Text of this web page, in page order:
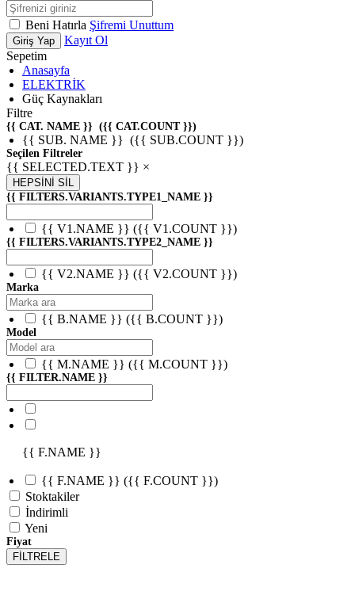
Beni Hatırla Şifremi Unuttum
Giriş Yap
Kayıt Ol
Sepetim
Anasayfa
ELEKTRİK
Güç Kaynakları
Filtre
{{ CAT. NAME }} ({{ CAT.COUNT }})
{{ SUB. NAME }} ({{ SUB.COUNT }})
Seçilen Filtreler
{{ SELECTED.TEXT }} ×
HEPSİNİ SİL
{{ FILTERS.VARIANTS.TYPE1_NAME }}
{{ V1.NAME }} ({{ V1.COUNT }})
{{ FILTERS.VARIANTS.TYPE2_NAME }}
{{ V2.NAME }} ({{ V2.COUNT }})
Marka
{{ B.NAME }} ({{ B.COUNT }})
Model
{{ M.NAME }} ({{ M.COUNT }})
{{ FILTER.NAME }}
{{ F.NAME }}
{{ F.NAME }} ({{ F.COUNT }})
Stoktakiler
İndirimli
Yeni
Fiyat
FİLTRELE